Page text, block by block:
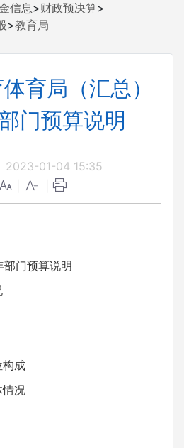
信息>财政预决算>
>教育局
育局（汇总）
门预算说明
2023-01-04 15:35
门预算说明
成
况